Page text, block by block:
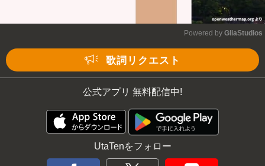
Powered by GliaStudios
歌詞リクエスト
公式アプリ 無料配信中!
UtaTenをフォロー